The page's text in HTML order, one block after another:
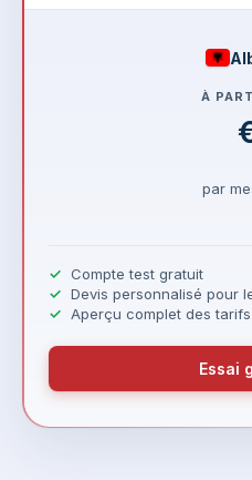
À
par
Compte test gratuit
Devis personnalisé pour
Aperçu complet des
Essai